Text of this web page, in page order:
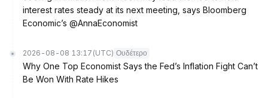
interest rates steady at its next meeting, says Bloomberg
Economic’s @AnnaEconomist
2026-08-08 13:17 (UTC) Ουδέτερο
Why One Top Economist Says the Fed’s Inflation Fight Can’t
Be Won With Rate Hikes